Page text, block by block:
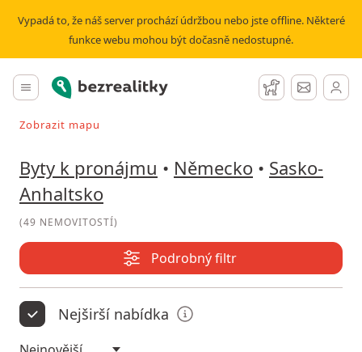
Vypadá to, že náš server prochází údržbou nebo jste offline. Některé
funkce webu mohou být dočasně nedostupné.
Hlavní menu
Bezrealitky Hlídací pes
Zprávy
Vyhledávat při pohybu v mapě
Zobrazit mapu
Byty k pronájmu • Německo • Sasko-
Anhaltsko
(49 NEMOVITOSTÍ)
Podrobný filtr
Nejširší nabídka